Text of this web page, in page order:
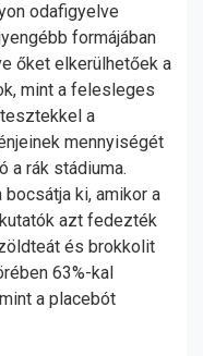
odafigyelve
formájában
őket elkerülhetőek a
mint a felesleges
a
mennyiségét
a rák stádiuma.
ki, amikor a
azt fedezték
és brokkolit
63%-kal
a placebót